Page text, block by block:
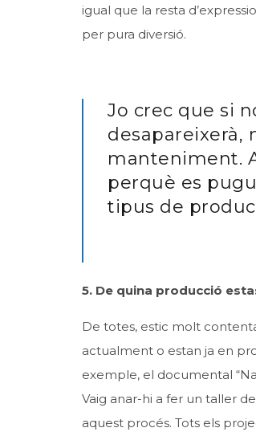
igual que la resta
per pura diversió.
Jo crec que si
desapareixerà,
manteniment.
perquè es
tipus de
5. De quina producció
De totes, estic molt
actualment o estan ja en
exemple, el documental
Vaig anar-hi a fer un taller
aquest procés. Tots els